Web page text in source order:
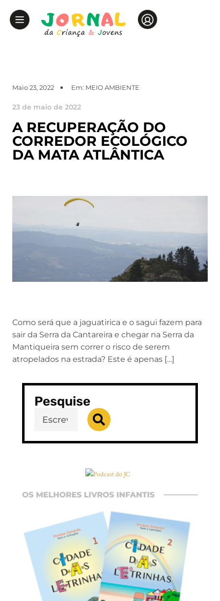
Maio 23, 2022 Em: MEIO AMBIENTE
23 de maio de 2022
A RECUPERAÇÃO DO
CORREDOR ECOLÓGICO
DA MATA ATLÂNTICA
Como será que a jaguatirica e o sagui fazem para
sair da Serra da Cantareira e chegar na Serra da
Mantiqueira sem correr o risco de serem
atropelados na estrada? Este é apenas […]
Pesquise